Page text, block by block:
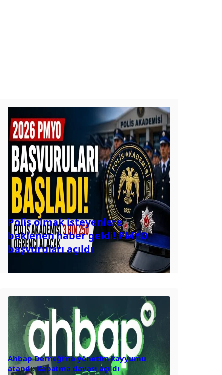
Polis olmak isteyenlere
beklenen haber geldi! PMYO
başvuruları açıldı
Ahbap Derneği’ne yönetim kayyumu
atandı: Kapatma davası açıldı